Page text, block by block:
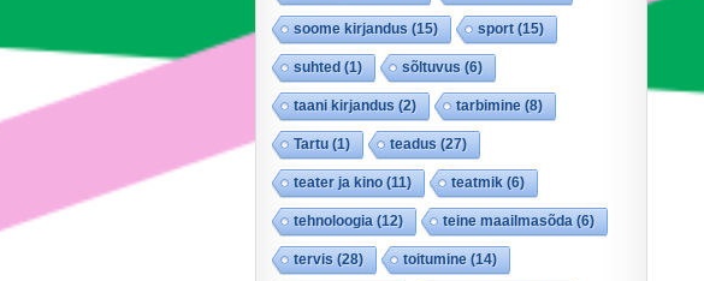
soome kirjandus(15) sport(15)
suhted(1) sõltuvus(6)
taani kirjandus(2) tarbimine(8)
Tartu(1) teadus(27)
teater ja kino(11) teatmik(6)
tehnoloogia (12) teine maailmasõda (6)
tervis(28) toitumine(14)